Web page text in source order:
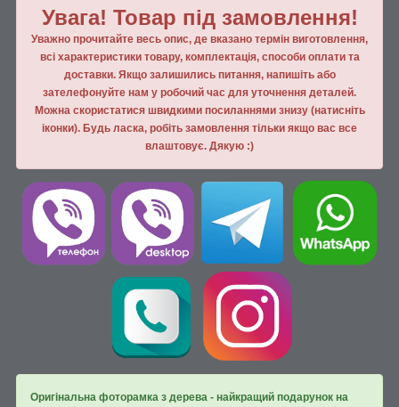
Увага! Товар під замовлення!
Уважно прочитайте весь опис, де вказано термін виготовлення,
всі характеристики товару, комплектація, способи оплати та
доставки. Якщо залишились питання, напишiть або
зателефонуйте нам у робочий час для уточнення деталей.
Можна скористатися швидкими посиланнями знизу (натисніть
іконки). Будь ласка, робiть замовлення тiльки якщо вас все
влаштовує. Дякую :)
Оригінальна фоторамка з дерева - найкращий подарунок на